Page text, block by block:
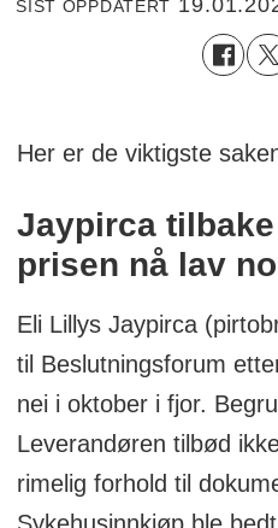
SIST OPPDATERT
Her er de viktigste
Jaypirca
prisen nå lav
Eli Lillys Jaypirca
til Beslutningsforum
nei i oktober i fjor.
Leverandøren tilbød
rimelig forhold til